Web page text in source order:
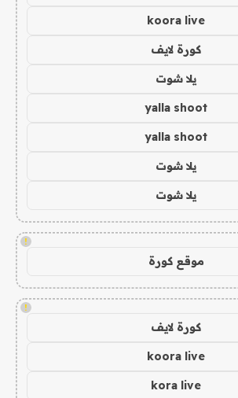
koora live
كورة لايف
يلا شوت
yalla shoot
yalla shoot
يلا شوت
يلا شوت
!
موقع كورة
!
كورة لايف
koora live
kora live